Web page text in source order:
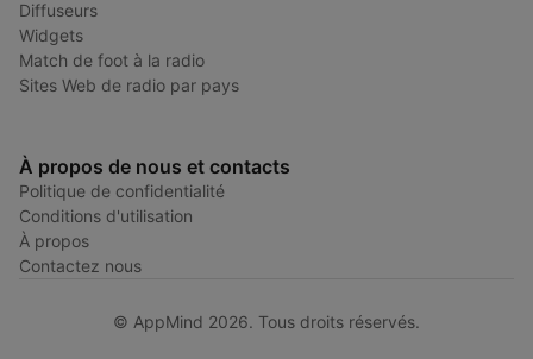
Diffuseurs
Widgets
Match de foot à la radio
Sites Web de radio par pays
À propos de nous et contacts
Politique de confidentialité
Conditions d'utilisation
À propos
Contactez nous
© AppMind 2026. Tous droits réservés.